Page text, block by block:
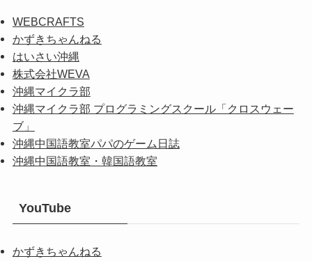
WEBCRAFTS
かずきちゃんねる
はいさい沖縄
株式会社WEVA
沖縄マイクラ部
沖縄マイクラ部 プログラミングスクール「クロスウェー
ブ」
沖縄中国語教室パパのゲーム日誌
沖縄中国語教室・韓国語教室
YouTube
かずきちゃんねる